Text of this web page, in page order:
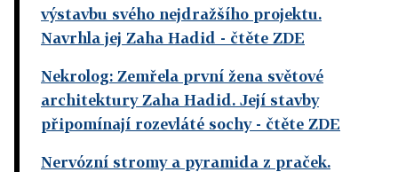
výstavbu svého nejdražšího projektu.
Navrhla jej Zaha Hadid - čtěte ZDE
Nekrolog: Zemřela první žena světové
architektury Zaha Hadid. Její stavby
připomínají rozevláté sochy- čtěte ZDE
Nervózní stromy a pyramida z praček.